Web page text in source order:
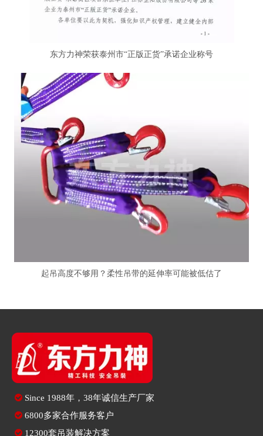
东方力神荣获泰州市“正版正货”承诺企业称号
起吊高度不够用？柔性吊带的延伸率可能被低估了
 Since 1988年，38年诚信生产厂家
 6800多家合作服务客户
 12300套吊装解决方案